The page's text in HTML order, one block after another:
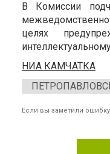
В Комиссии
целях
НИА КАМЧАТКА
Если вы заметили